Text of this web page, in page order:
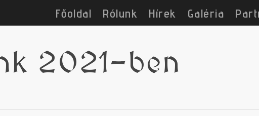
Főoldal Rólunk Hírek Galéria
2021-ben